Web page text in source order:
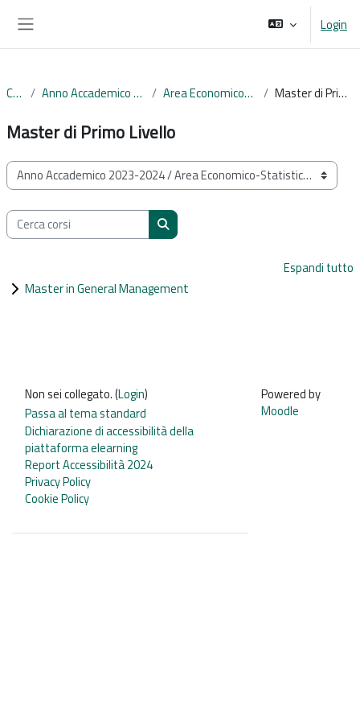
Login
Corsi Anno Accademico 2023-2024 Area Economico-Statistica Master di Primo Livello
Master di Primo Livello
Categorie di corso
Cerca corsi
Cerca corsi
Espandi tutto
Master in General Management
Non sei collegato. (Login)
Passa al tema standard
Dichiarazione di accessibilità della
piattaforma elearning
Report Accessibilità 2024
Privacy Policy
Cookie Policy
Powered by
Moodle